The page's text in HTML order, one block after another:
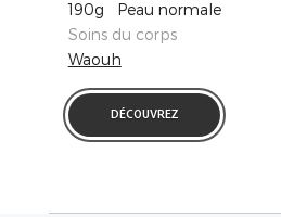
190g Peau normale
Soins du corps
Waouh
DÉCOUVREZ